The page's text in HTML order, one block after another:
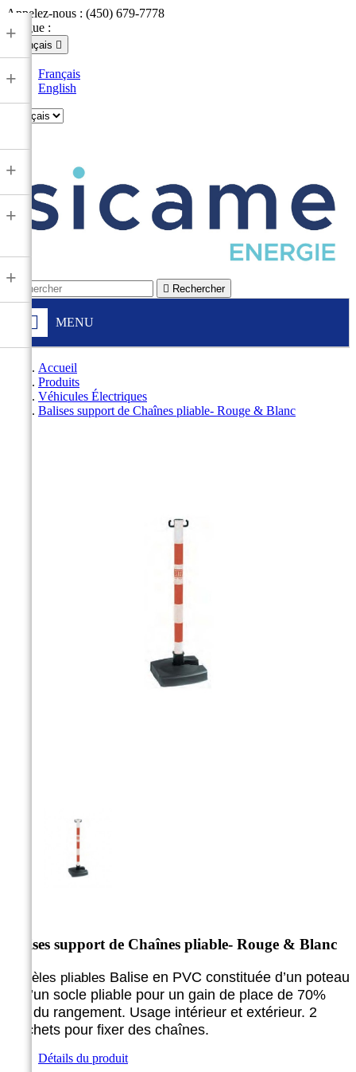
Appelez-nous : (450) 679-7778
Langue :
Français 
Français
English
 Rechercher
MENU
+
+
+
+
+
Accueil
Produits
Véhicules Électriques
Balises support de Chaînes pliable- Rouge & Blanc
Balises support de Chaînes pliable- Rouge & Blanc
Modèles pliables Balise en PVC constituée d’un poteau
et d’un socle pliable pour un gain de place de 70%
lors du rangement. Usage intérieur et extérieur. 2
crochets pour fixer des chaînes.
Détails du produit